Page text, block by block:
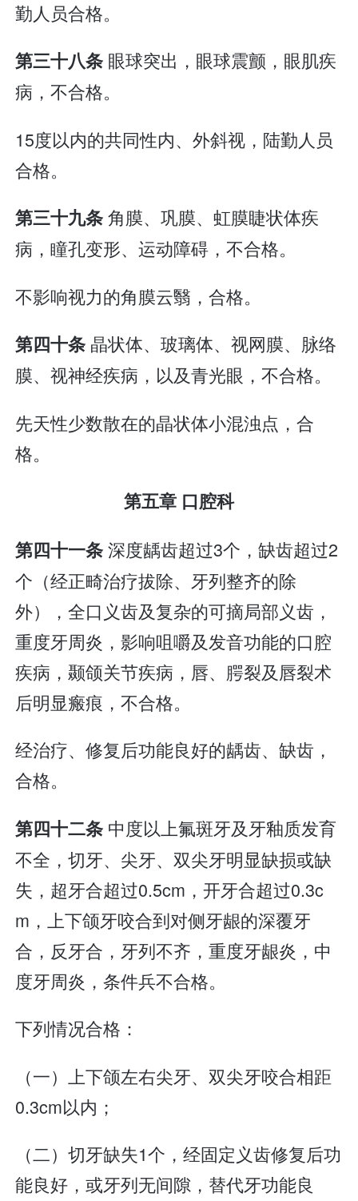
勤人员合格。
第三十八条 眼球突出，眼球震颤，眼肌疾
病，不合格。
15度以内的共同性内、外斜视，陆勤人员
合格。
第三十九条角膜、巩膜、虹膜睫状体疾
病，瞳孔变形、运动障碍，不合格。
不影响视力的角膜云翳，合格。
第四十条 晶状体、玻璃体、视网膜、脉络
膜、视神经疾病，以及青光眼，不合格。
先天性少数散在的晶状体小混浊点，合
格。
第五章 口腔科
第四十一条深度龋齿超过3个，缺齿超过2
个（经正畸治疗拔除、牙列整齐的除
外），全口义齿及复杂的可摘局部义齿，
重度牙周炎，影响咀嚼及发音功能的口腔
疾病，颞颌关节疾病，唇、腭裂及唇裂术
后明显瘢痕，不合格。
经治疗、修复后功能良好的龋齿、缺齿，
合格。
第四十二条 中度以上氟斑牙及牙釉质发育
不全，切牙、尖牙、双尖牙明显缺损或缺
失，超牙合超过0.5cm，开牙合超过0.3c
m，上下颌牙咬合到对侧牙龈的深覆牙
合，反牙合，牙列不齐，重度牙龈炎，中
度牙周炎，条件兵不合格。
下列情况合格：
（一）上下颌左右尖牙、双尖牙咬合相距
0.3cm以内；
（二）切牙缺失1个，经固定义齿修复后功
能良好，或牙列无间隙，替代牙功能良